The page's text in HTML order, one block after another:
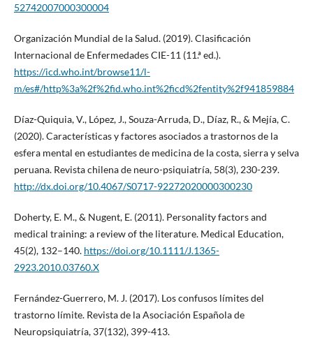
52742007000300004
Organización Mundial de la Salud. (2019). Clasificación
Internacional de Enfermedades CIE-11 (11.ª ed.).
https://icd.who.int/browse11/l-
m/es#/http%3a%2f%2fid.who.int%2ficd%2fentity%2f941859884
Díaz-Quiquia, V., López, J., Souza-Arruda, D., Díaz, R., & Mejía, C.
(2020). Características y factores asociados a trastornos de la
esfera mental en estudiantes de medicina de la costa, sierra y selva
peruana. Revista chilena de neuro-psiquiatría, 58(3), 230-239.
http://dx.doi.org/10.4067/S0717-92272020000300230
Doherty, E. M., & Nugent, E. (2011). Personality factors and
medical training: a review of the literature. Medical Education,
45(2), 132–140. https://doi.org/10.1111/J.1365-
2923.2010.03760.X
Fernández-Guerrero, M. J. (2017). Los confusos límites del
trastorno límite. Revista de la Asociación Española de
Neuropsiquiatría, 37(132), 399-413.